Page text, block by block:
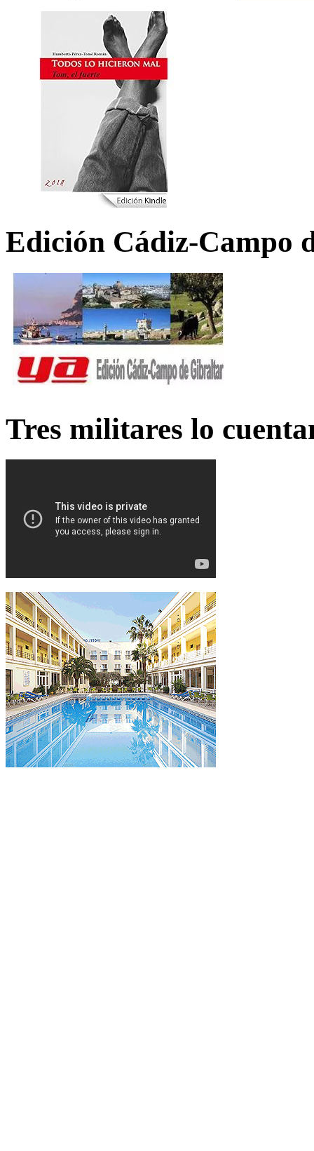
Edición Cádiz-Campo
Tres militares lo